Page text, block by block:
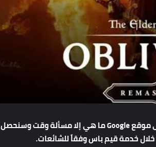
موقع ماهيإلامسألةوقتوسنحصل
خلالخدمةقيمباسوفقاًللشائعات.